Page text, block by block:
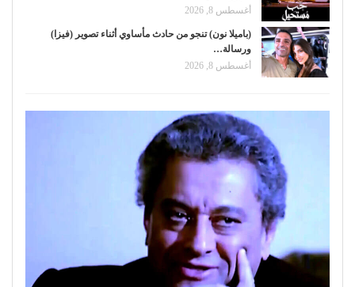
أغسطس 8, 2026
(باميلا نون) تنجو من حادث مأساوي أثناء تصوير (فيزا)
ورسالة…
أغسطس 8, 2026